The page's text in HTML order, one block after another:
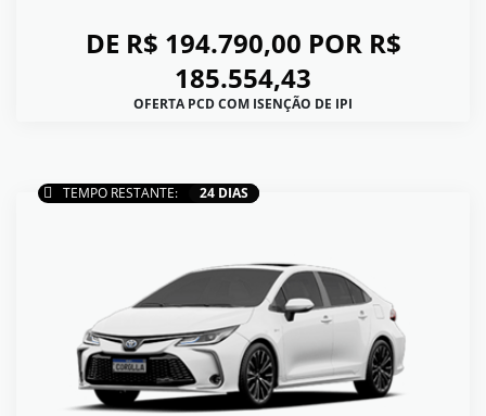
DE R$ 194.790,00 POR R$
185.554,43
OFERTA PCD COM ISENÇÃO DE IPI
TEMPO RESTANTE: 24 DIAS